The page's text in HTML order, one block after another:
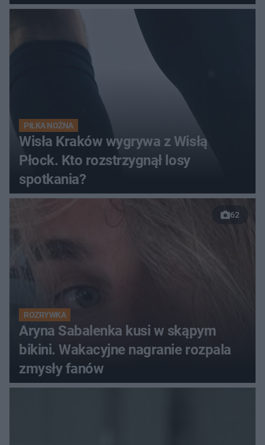
pełnym stadionie
PIŁKA NOŻNA
Wisła Kraków wygrywa z Wisłą
Płock. Kto rozstrzygnął losy
spotkania?
62
ROZRYWKA
Aryna Sabalenka kusi w skąpym
bikini. Wakacyjne nagranie rozpala
zmysły fanów